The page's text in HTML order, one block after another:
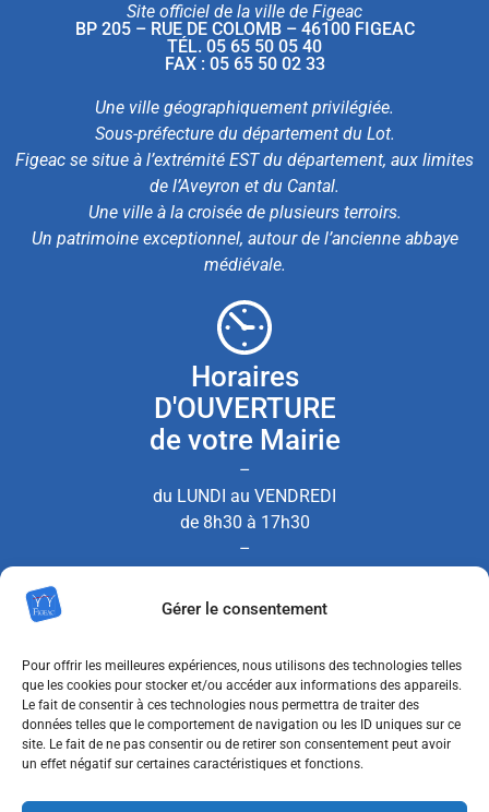
Gérer le consentement
Pour offrir les meilleures expériences, nous utilisons des technologies telles
que les cookies pour stocker et/ou accéder aux informations des appareils.
Le fait de consentir à ces technologies nous permettra de traiter des
données telles que le comportement de navigation ou les ID uniques sur ce
site. Le fait de ne pas consentir ou de retirer son consentement peut avoir
un effet négatif sur certaines caractéristiques et fonctions.
Site officiel de la ville de Figeac
BP 205 – RUE DE COLOMB – 46100 FIGEAC
TÉL. 05 65 50 05 40
FAX : 05 65 50 02 33
Une ville géographiquement privilégiée.
Sous-préfecture du département du Lot.
Figeac se situe à l’extrémité EST du département, aux limites
de l’Aveyron et du Cantal.
Une ville à la croisée de plusieurs terroirs.
Un patrimoine exceptionnel, autour de l’ancienne abbaye
médiévale.
Horaires
D'OUVERTURE
de votre Mairie
–
du LUNDI au VENDREDI
de 8h30 à 17h30
–
Nous contacter
MENTIONS LÉGALES